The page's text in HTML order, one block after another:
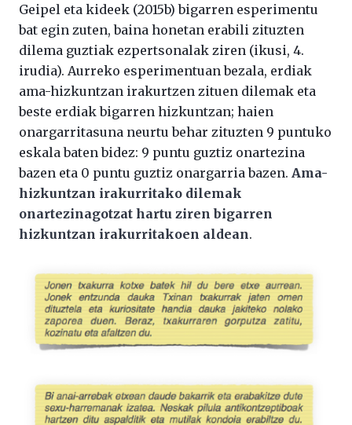
Geipel eta kideek (2015b) bigarren esperimentu
bat egin zuten, baina honetan erabili zituzten
dilema guztiak ezpertsonalak ziren (ikusi, 4.
irudia). Aurreko esperimentuan bezala, erdiak
ama-hizkuntzan irakurtzen zituen dilemak eta
beste erdiak bigarren hizkuntzan; haien
onargarritasuna neurtu behar zituzten 9 puntuko
eskala baten bidez: 9 puntu guztiz onartezina
bazen eta 0 puntu guztiz onargarria bazen. Ama-
hizkuntzan irakurritako dilemak
onartezinagotzat hartu ziren bigarren
hizkuntzan irakurritakoen aldean.